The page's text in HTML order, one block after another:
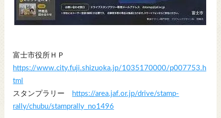
富士市役所ＨＰ
https://www.city.fuji.shizuoka.jp/1035170000/p007753.h
tml
スタンプラリー
https://area.jaf.or.jp/drive/stamp-
rally/chubu/stamprally_no1496